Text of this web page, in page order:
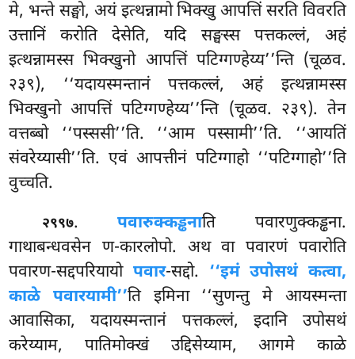
मे, भन्ते सङ्घो, अयं इत्थन्नामो भिक्खु आपत्तिं सरति विवरति
उत्तानिं करोति देसेति, यदि सङ्घस्स पत्तकल्लं, अहं
इत्थन्नामस्स भिक्खुनो आपत्तिं पटिग्गण्हेय्य’’न्ति (चूळव.
२३९), ‘‘यदायस्मन्तानं पत्तकल्लं, अहं इत्थन्नामस्स
भिक्खुनो आपत्तिं पटिग्गण्हेय्य’’न्ति (चूळव. २३९). तेन
वत्तब्बो ‘‘पस्ससी’’ति. ‘‘आम पस्सामी’’ति. ‘‘आयतिं
संवरेय्यासी’’ति. एवं आपत्तीनं पटिग्गाहो ‘‘पटिग्गाहो’’ति
वुच्चति.
२९९७.पवारुक्कड्ढनाति पवारणुक्कड्ढना.
गाथाबन्धवसेन ण-कारलोपो. अथ वा पवारणं पवारोति
पवारण-सद्दपरियायो पवार-सद्दो. ‘‘इमं उपोसथं कत्वा,
काळे पवारयामी’’ति इमिना ‘‘सुणन्तु मे आयस्मन्ता
आवासिका, यदायस्मन्तानं पत्तकल्लं, इदानि उपोसथं
करेय्याम, पातिमोक्खं उद्दिसेय्याम, आगमे काळे